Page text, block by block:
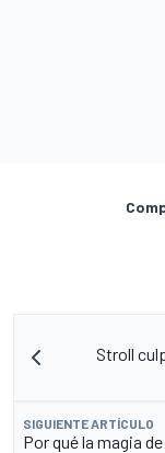
Stroll
SIGUIENTE ARTÍCULO
Por qué la magia